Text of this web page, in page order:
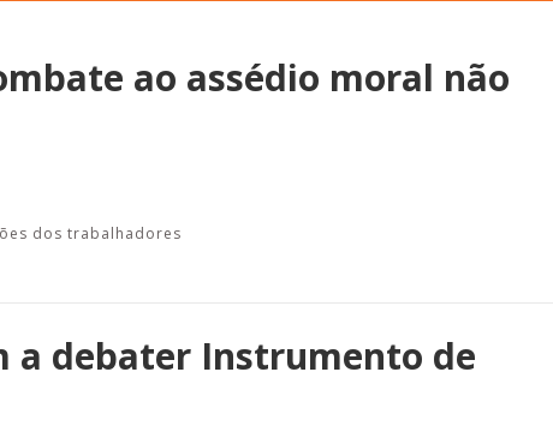
ao assédio moral não
dos trabalhadores
a debater Instrumento de